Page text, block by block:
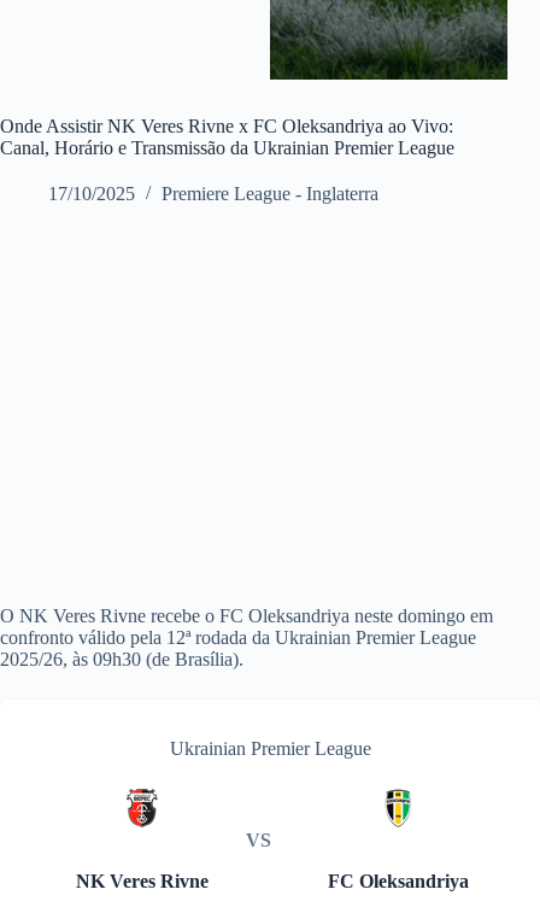
Onde Assistir NK Veres Rivne x FC Oleksandriya ao Vivo:
Canal, Horário e Transmissão da Ukrainian Premier League
17/10/2025 Premiere League - Inglaterra
O NK Veres Rivne recebe o FC Oleksandriya neste domingo em
confronto válido pela 12ª rodada da Ukrainian Premier League
2025/26, às 09h30 (de Brasília).
Ukrainian Premier League
NK Veres Rivne
VS
FC Oleksandriya